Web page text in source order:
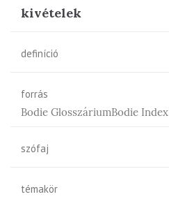
kivételek
definíció
forrás
Bodie GlosszáriumBodie Index
szófaj
témakör